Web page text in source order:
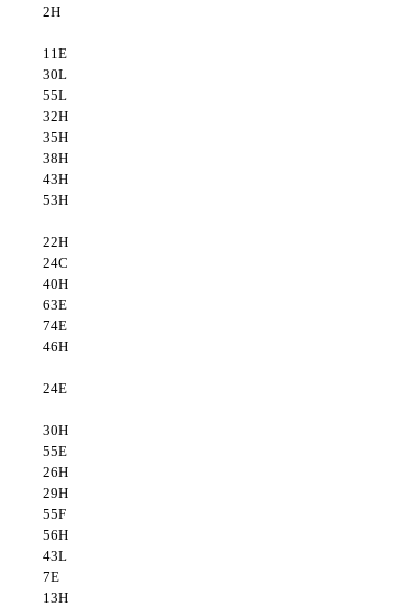
2H
11E
30L
55L
32H
35H
38H
43H
53H
22H
24C
40H
63E
74E
46Н
24E
30H
55E
26H
29H
55F
56H
43L
7E
13H